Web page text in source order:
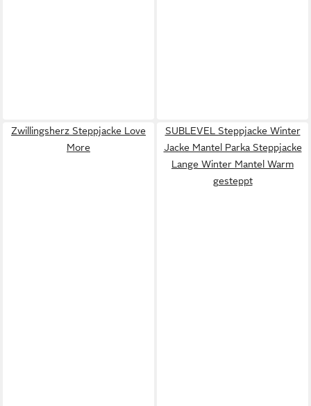
Zwillingsherz Steppjacke Love
More
SUBLEVEL Steppjacke Winter
Jacke Mantel Parka Steppjacke
Lange Winter Mantel Warm
gesteppt